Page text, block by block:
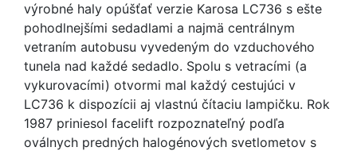
výrobné haly opúšťať verzie Karosa LC736 s ešte
pohodlnejšími sedadlami a najmä centrálnym
vetraním autobusu vyvedeným do vzduchového
tunela nad každé sedadlo. Spolu s vetracími (a
vykurovacími) otvormi mal každý cestujúci v
LC736 k dispozícii aj vlastnú čítaciu lampičku. Rok
1987 priniesol facelift rozpoznateľný podľa
oválnych predných halogénových svetlometov s